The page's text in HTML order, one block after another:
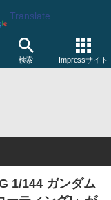
Translate
検索 Impressサイト
1/144 ガンダム